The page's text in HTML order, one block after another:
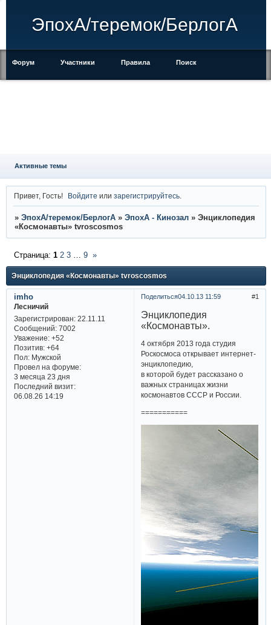
ЭпохА/теремок/БерлогА
Форум Участники Правила Поиск
Активные темы
Привет, Гость! Войдите илизарегистрируйтесь
» ЭпохА/теремок/БерлогА » ЭпохА - Кинозал » Энциклопедия
«Космонавты» tvroscosmos
Энциклопедия «Космонавты» tvroscosmos
Страница: 1 2 3 … 9 »
Поделиться 1
04.10.13 11:59
imho
Лесничий
Зарегистрирован: 22.11.11
Сообщений:7002
Уважение: +52
Позитив: +64
Пол:Мужской
Провел на форуме:
3 месяца 23 дня
Последний визит:
06.08.26 14:19
Энциклопедия
«Космонавты».
4 октября 2013 года студия
Роскосмоса открывает интернет-
энциклопедию,
в которой будет рассказано о
важных страницах жизни
космонавтов СССР и России.
===========